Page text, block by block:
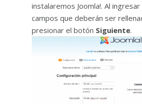
instalaremos Joomla!. Al
campos que deberán ser
presionar el botón Siguiente.